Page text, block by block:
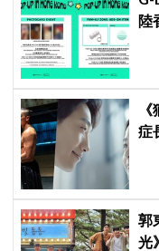
陸
症
郭
光